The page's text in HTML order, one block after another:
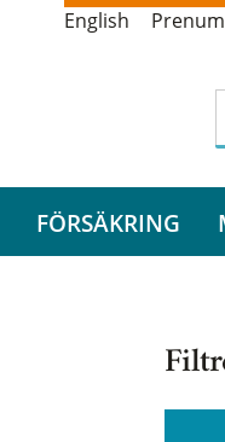
English
FÖRSÄKRING